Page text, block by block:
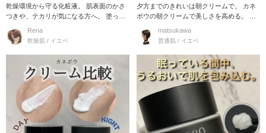
乾燥環境から守る化粧液。 肌表面のかさ
つきや、テカリが気になる方へ。 塗った
Rena
乾燥肌 / イエベ
夕方までのきれいは朝クリームで。 カネ
ボウの朝クリームで美しさを高める。 カ
matsukawa
普通肌 / イエベ